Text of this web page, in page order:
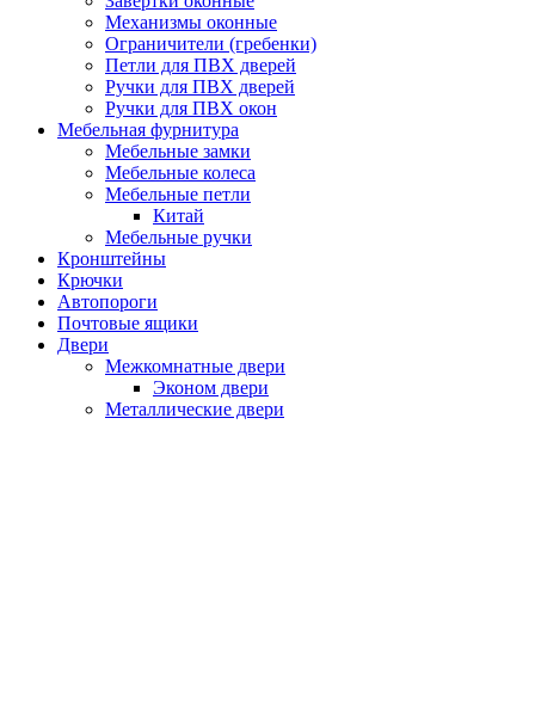
Механизмы оконные
Ограничители (гребенки)
Петли для ПВХ дверей
Ручки для ПВХ дверей
Ручки для ПВХ окон
Мебельная фурнитура
Мебельные замки
Мебельные колеса
Мебельные петли
Китай
Мебельные ручки
Кронштейны
Крючки
Автопороги
Почтовые ящики
Двери
Межкомнатные двери
Эконом двери
Металлические двери